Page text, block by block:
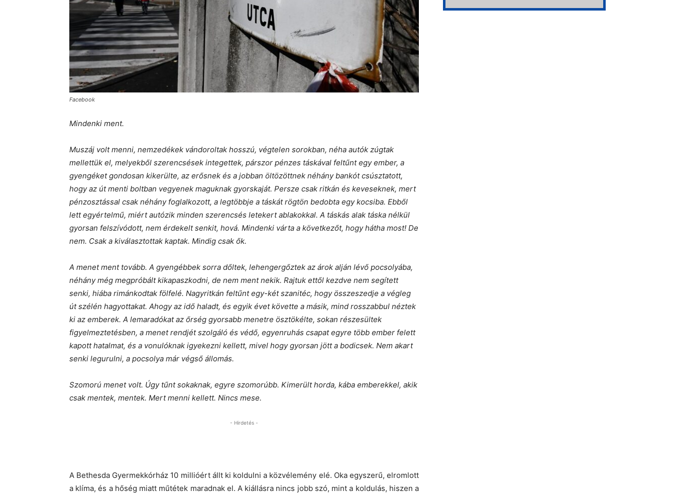
Facebook
Mindenki ment.
Muszáj volt menni, nemzedékek vándoroltak hosszú, végtelen sorokban, néha autók zúgtak
mellettük el, melyekből szerencsések integettek, párszor pénzes táskával feltűnt egy ember, a
gyengéket gondosan kikerülte, az erősnek és a jobban öltözöttnek néhány bankót csúsztatott,
hogy az út menti boltban vegyenek maguknak gyorskaját. Persze csak ritkán és keveseknek, mert
pénzosztással csak néhány foglalkozott, a legtöbbje a táskát rögtön bedobta egy kocsiba. Ebből
lett egyértelmű, miért autózik minden szerencsés letekert ablakokkal. A táskás alak táska nélkül
gyorsan felszívódott, nem érdekelt senkit, hová. Mindenki várta a következőt, hogy hátha most! De
nem. Csak a kiválasztottak kaptak. Mindig csak ők.
A menet ment tovább. A gyengébbek sorra dőltek, lehengergőztek az árok alján lévő pocsolyába,
néhány még megpróbált kikapaszkodni, de nem ment nekik. Rajtuk ettől kezdve nem segített
senki, hiába rimánkodtak fölfelé. Nagyritkán feltűnt egy-két szanitéc, hogy összeszedje a végleg
út szélén hagyottakat. Ahogy az idő haladt, és egyik évet követte a másik, mind rosszabbul néztek
ki az emberek. A lemaradókat az őrség gyorsabb menetre ösztökélte, sokan részesültek
figyelmeztetésben, a menet rendjét szolgáló és védő, egyenruhás csapat egyre több ember felett
kapott hatalmat, és a vonulóknak igyekezni kellett, mivel hogy gyorsan jött a bodicsek. Nem akart
senki legurulni, a pocsolya már végső állomás.
Szomorú menet volt. Úgy tűnt sokaknak, egyre szomorúbb. Kimerült horda, kába emberekkel, akik
csak mentek, mentek. Mert menni kellett. Nincs mese.
- Hirdetés -
A Bethesda Gyermekkórház 10 millióért állt ki koldulni a közvélemény elé. Oka egyszerű, elromlott
a klíma, és a hőség miatt műtétek maradnak el. A kiállásra nincs jobb szó, mint a koldulás, hiszen a